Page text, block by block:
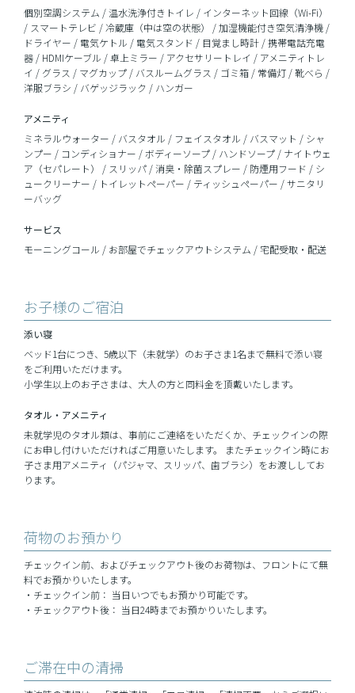
個別空調システム / 温水洗浄付きトイレ / インターネット回線（Wi-Fi）
/ スマートテレビ / 冷蔵庫（中は空の状態） / 加湿機能付き空気清浄機 /
ドライヤー / 電気ケトル / 電気スタンド / 目覚まし時計 / 携帯電話充電
器 / HDMIケーブル / 卓上ミラー / アクセサリートレイ / アメニティトレ
イ / グラス / マグカップ / バスルームグラス / ゴミ箱 / 常備灯 / 靴べら /
洋服ブラシ / バゲッジラック / ハンガー
アメニティ
ミネラルウォーター / バスタオル / フェイスタオル / バスマット / シャ
ンプー / コンディショナー / ボディーソープ / ハンドソープ / ナイトウェ
ア（セパレート） / スリッパ / 消臭・除菌スプレー / 防煙用フード / シ
ュークリーナー / トイレットペーパー / ティッシュペーパー / サニタリ
ーバッグ
サービス
モーニングコール / お部屋でチェックアウトシステム / 宅配受取・配送
お子様のご宿泊
添い寝
ベッド1台につき、5歳以下（未就学）のお子さま1名まで無料で添い寝
をご利用いただけます。
小学生以上のお子さまは、大人の方と同料金を頂戴いたします。
タオル・ アメニティ
未就学児のタオル類は、事前にご連絡をいただくか、チェックインの際
にお申し付けいただければご用意いたします。 またチェックイン時にお
子さま用アメニティ（パジャマ、スリッパ、歯ブラシ）をお渡ししてお
ります。
荷物のお預かり
チェックイン前、およびチェックアウト後のお荷物は、フロントにて無
料でお預かりいたします。
・チェックイン前： 当日いつでもお預かり可能です。
・チェックアウト後： 当日24時までお預かりいたします。
ご滞在中の清掃